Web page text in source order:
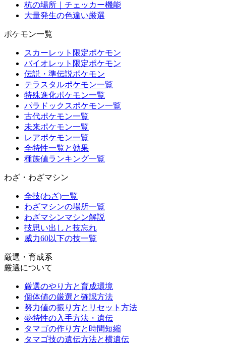
杭の場所｜チェッカー機能
大量発生の色違い厳選
ポケモン一覧
スカーレット限定ポケモン
バイオレット限定ポケモン
伝説・準伝説ポケモン
テラスタルポケモン一覧
特殊進化ポケモン一覧
パラドックスポケモン一覧
古代ポケモン一覧
未来ポケモン一覧
レアポケモン一覧
全特性一覧と効果
種族値ランキング一覧
わざ・わざマシン
全技(わざ)一覧
わざマシンの場所一覧
わざマシンマシン解説
技思い出しと技忘れ
威力60以下の技一覧
厳選・育成系
厳選について
厳選のやり方と育成環境
個体値の厳選と確認方法
努力値の振り方とリセット方法
夢特性の入手方法・遺伝
タマゴの作り方と時間短縮
タマゴ技の遺伝方法と横遺伝